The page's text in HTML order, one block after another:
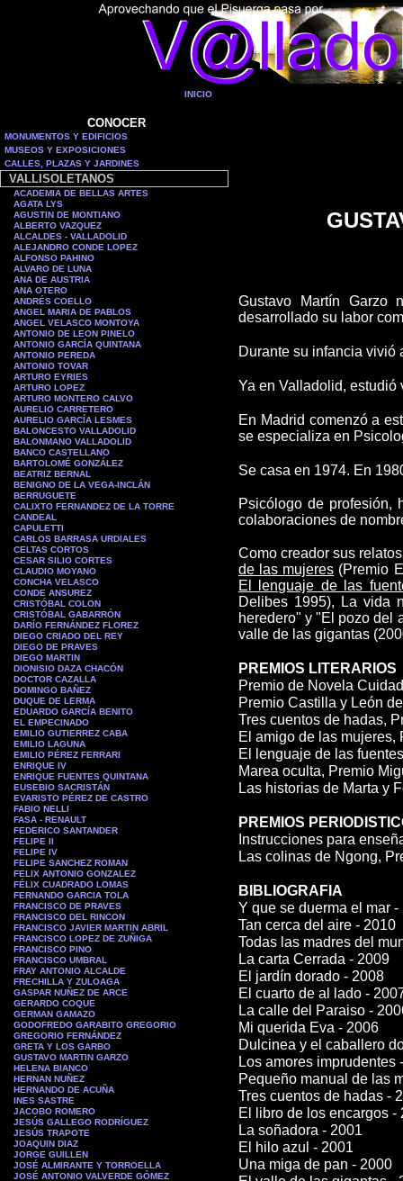
INICIO
CONOCER
MONUMENTOS Y EDIFICIOS
MUSEOS Y EXPOSICIONES
CALLES, PLAZAS Y JARDINES
VALLISOLETANOS
ACADEMIA DE BELLAS ARTES
AGATA LYS
AGUSTIN DE MONTIANO
ALBERTO VAZQUEZ
ALCALDES - VALLADOLID
ALEJANDRO CONDE LOPEZ
ALFONSO PAHINO
ALVARO DE LUNA
ANA DE AUSTRIA
ANA OTERO
ANDRÉS COELLO
ANGEL MARIA DE PABLOS
ANGEL VELASCO MONTOYA
ANTONIO DE LEON PINELO
ANTONIO GARCÍA QUINTANA
ANTONIO PEREDA
ANTONIO TOVAR
ARTURO EYRIES
ARTURO LOPEZ
ARTURO MONTERO CALVO
AURELIO CARRETERO
AURELIO GARCÍA LESMES
BALONCESTO VALLADOLID
BALONMANO VALLADOLID
BANCO CASTELLANO
BARTOLOMÉ GONZÁLEZ
BEATRIZ BERNAL
BENIGNO DE LA VEGA-INCLÁN
BERRUGUETE
CALIXTO FERNANDEZ DE LA TORRE
CANDEAL
CAPULETTI
CARLOS BARRASA URDIALES
CELTAS CORTOS
CESAR SILIO CORTES
CLAUDIO MOYANO
CONCHA VELASCO
CONDE ANSUREZ
CRISTÓBAL COLON
CRISTÓBAL GABARRÓN
DARÍO FERNÁNDEZ FLOREZ
DIEGO CRIADO DEL REY
DIEGO DE PRAVES
DIEGO MARTIN
DIONISIO DAZA CHACÓN
DOCTOR CAZALLA
DOMINGO BAÑEZ
DUQUE DE LERMA
EDUARDO GARCÍA BENITO
EL EMPECINADO
EMILIO GUTIERREZ CABA
EMILIO LAGUNA
EMILIO PÉREZ FERRARI
ENRIQUE IV
ENRIQUE FUENTES QUINTANA
EUSEBIO SACRISTÁN
EVARISTO PÉREZ DE CASTRO
FABIO NELLI
FASA - RENAULT
FEDERICO SANTANDER
FELIPE II
FELIPE IV
FELIPE SANCHEZ ROMAN
FELIX ANTONIO GONZALEZ
FÉLIX CUADRADO LOMAS
FERNANDO GARCIA TOLA
FRANCISCO DE PRAVES
FRANCISCO DEL RINCON
FRANCISCO JAVIER MARTIN ABRIL
FRANCISCO LOPEZ DE ZUÑIGA
FRANCISCO PINO
FRANCISCO UMBRAL
FRAY ANTONIO ALCALDE
FRECHILLA Y ZULOAGA
GASPAR NUÑEZ DE ARCE
GERARDO COQUE
GERMAN GAMAZO
GODOFREDO GARABITO GREGORIO
GREGORIO FERNÁNDEZ
GRETA Y LOS GARBO
GUSTAVO MARTIN GARZO
HELENA BIANCO
HERNAN NUÑEZ
HERNANDO DE ACUÑA
INES SASTRE
JACOBO ROMERO
JESÚS GALLEGO RODRÍGUEZ
JESÚS TRAPOTE
JOAQUIN DIAZ
JORGE GUILLEN
JOSÉ ALMIRANTE Y TORROELLA
JOSÉ ANTONIO VALVERDE GÓMEZ
Gustavo Martín
desarrollado su labor
Durante su infancia vivió
Ya en Valladolid,
En Madrid comenzó a
se especializa en
Se casa en 1974. En
Psicólogo de profesión,
colaboraciones de
Como creador sus
de las mujeres (Premio
El lenguaje de las
Delibes 1995), La vida
heredero" y "El pozo del
valle de las gigantas
PREMIOS LITERARIOS
Premio de Novela
Premio Castilla y León
Tres cuentos de hadas,
El amigo de las mujeres,
El lenguaje de las
Marea oculta, Premio
Las historias de Marta y
PREMIOS
Instrucciones para
Las colinas de Ngong,
BIBLIOGRAFIA
Y que se duerma el mar -
Tan cerca del aire - 2010
Todas las madres del
La carta Cerrada - 2009
El jardín dorado - 2008
El cuarto de al lado -
La calle del Paraiso -
Mi querida Eva - 2006
Dulcinea y el caballero
Los amores imprudentes
Pequeño manual de las
Tres cuentos de hadas -
El libro de los encargos -
La soñadora - 2001
El hilo azul - 2001
Una miga de pan - 2000